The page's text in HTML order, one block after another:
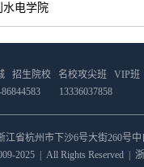
水电学院
招生院校 名校攻尖班
VIP班
13336037858
江省杭州市下沙6号大街260号
2025 | All Rights Reserved |